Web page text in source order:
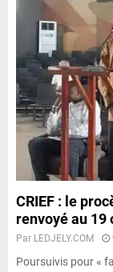
CRIEF : le
renvoyé au 19
Par LEDJELY.COM
Poursuivis pour «